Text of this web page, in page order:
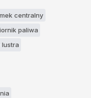
centralny
paliwa
lustra